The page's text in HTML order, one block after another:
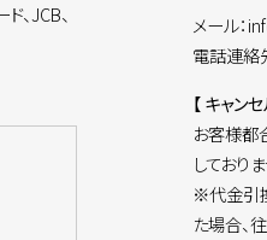
、JCB、
メール：
電話連絡
【 キャンセ
お客様都
しており
※代金引
た場合、